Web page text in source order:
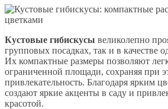
Кустовые гибискусы великолепно
групповых посадках, так и в качестве
Их компактные размеры позволяют
ограниченной площади, сохраняя при
привлекательность. Благодаря ярким
создают яркие акценты в саду и
красотой.